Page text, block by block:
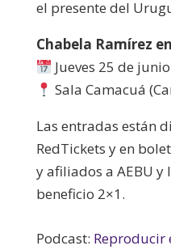
el presente del
Chabela Ramírez
Jueves 25 de
Sala Camacuá
Las entradas están
RedTickets y en
y afiliados a AEBU
beneficio 2×1.
Podcast: Reproducir